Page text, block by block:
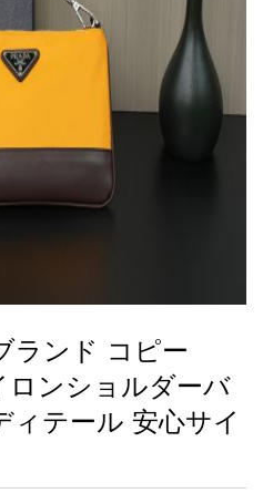
ランド コピー
ロンショルダーバ
ィテール 安心サイ